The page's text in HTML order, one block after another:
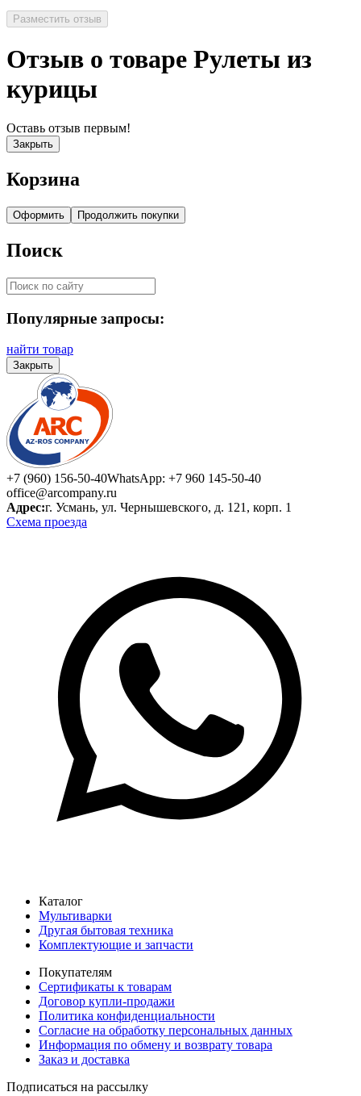
Разместить отзыв
Отзыв о товаре Рулеты из
курицы
Оставь отзыв первым!
Закрыть
Корзина
Оформить Продолжить покупки
Поиск
Популярные запросы:
найти товар
Закрыть
+7 (960) 156-50-40WhatsApp: +7 960 145-50-40
office@arcompany.ru
Адрес:г. Усмань, ул. Чернышевского, д. 121, корп. 1
Схема проезда
Каталог
Мультиварки
Другая бытовая техника
Комплектующие и запчасти
Покупателям
Сертификаты к товарам
Договор купли-продажи
Политика конфиденциальности
Согласие на обработку персональных данных
Информация по обмену и возврату товара
Заказ и доставка
Подписаться на рассылку